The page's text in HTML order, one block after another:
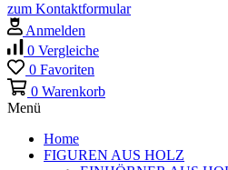
zum Kontaktformular
Anmelden
0 Vergleiche
0 Favoriten
0 Warenkorb
Menü
Home
FIGUREN AUS HOLZ